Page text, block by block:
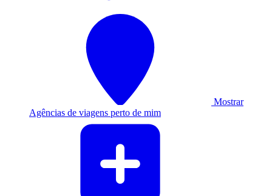
Mostrar
Agências de viagens perto de mim